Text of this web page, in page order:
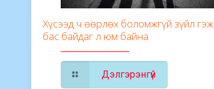
Хүсээд ч өөрлөх боломжгүй зүйл гэж
бас байдаг л юм байна
Дэлгэрэнгүй